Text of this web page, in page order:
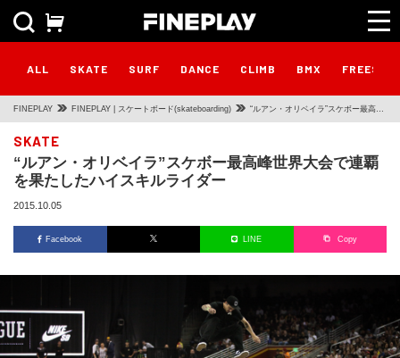
ALL SKATE SURF DANCE CLIMB BMX
FINEPLAY FINEPLAY | スケートボード(skateboarding) “ルアン・オリベイラ”スケボー最高峰
ライダー
SKATE
“ルアン・オリベイラ”スケボー最高峰世界大会で連覇
を果たしたハイスキルライダー
2015.10.05
Facebook LINE Copy